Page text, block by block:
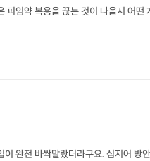
임약 복용을 끊는 것이 나을지 어떤
완전 바싹말랐더라구요. 심지어 방